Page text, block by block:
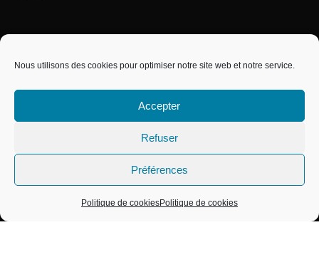
Nous utilisons des cookies pour optimiser notre site web et notre service.
Accepter
Refuser
Préférences
Politique de cookiesPolitique de cookies
CAPSEMA
DROITS RÉSERVÉS